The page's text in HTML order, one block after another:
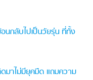
นกลับไปเป็นวัยรุ่น ที่ทั้ง
มาไม่มียุคมืด แถมความ